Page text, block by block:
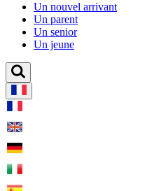
Un nouvel arrivant
Un parent
Un senior
Un jeune